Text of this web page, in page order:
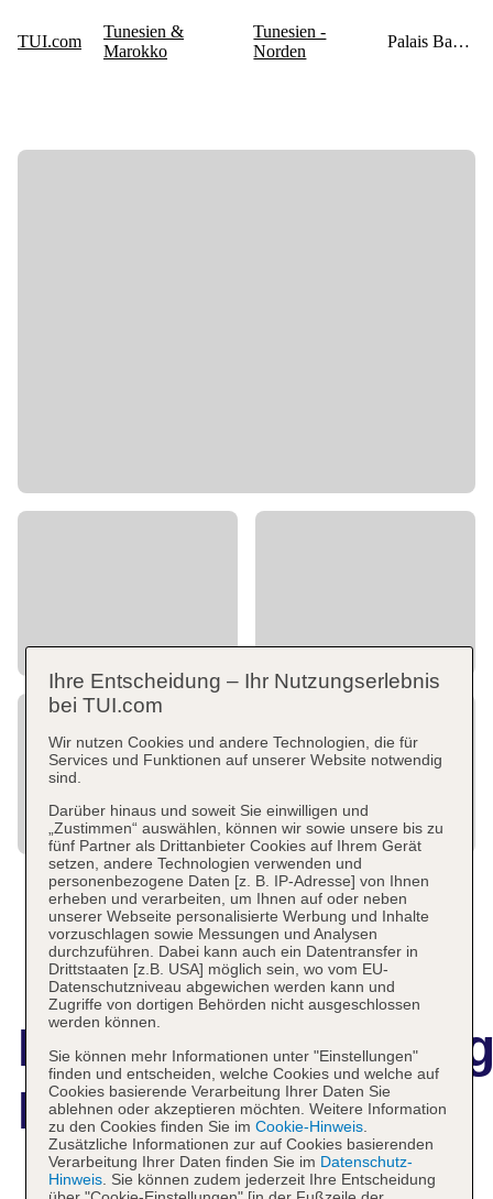
Palais Bayram
Ihre Entscheidung – Ihr Nutzungserlebnis
bei TUI.com
Wir nutzen Cookies und andere Technologien, die für
Services und Funktionen auf unserer Website notwendig
sind.
Darüber hinaus und soweit Sie einwilligen und
„Zustimmen“ auswählen, können wir sowie unsere bis zu
fünf Partner als Drittanbieter Cookies auf Ihrem Gerät
setzen, andere Technologien verwenden und
personenbezogene Daten [z. B. IP-Adresse] von Ihnen
erheben und verarbeiten, um Ihnen auf oder neben
unserer Webseite personalisierte Werbung und Inhalte
vorzuschlagen sowie Messungen und Analysen
durchzuführen. Dabei kann auch ein Datentransfer in
Drittstaaten [z.B. USA] möglich sein, wo vom EU-
Datenschutzniveau abgewichen werden kann und
Zugriffe von dortigen Behörden nicht ausgeschlossen
werden können.
Sie können mehr Informationen unter "Einstellungen"
finden und entscheiden, welche Cookies und welche auf
Cookies basierende Verarbeitung Ihrer Daten Sie
ablehnen oder akzeptieren möchten. Weitere Information
zu den Cookies finden Sie im Cookie-Hinweis.
Zusätzliche Informationen zur auf Cookies basierenden
Verarbeitung Ihrer Daten finden Sie im Datenschutz-
Hinweis. Sie können zudem jederzeit Ihre Entscheidung